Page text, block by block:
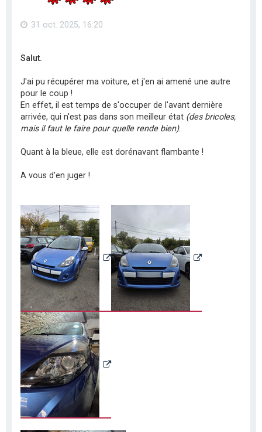
31 oct. 2025, 16:20
Salut.
J'ai pu récupérer ma voiture, et j'en ai amené une autre
pour le coup !
En effet, il est temps de s'occuper de l'avant dernière
arrivée, qui n'est pas dans son meilleur état (des bricoles,
mais il faut le faire pour quelle rende bien).
Quant à la bleue, elle est dorénavant flambante !
A vous d'en juger !